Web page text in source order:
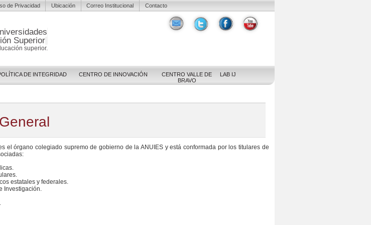
Superior
superior.
DE INTEGRIDAD CENTRO DE INNOVACIÓN
CENTRO VALLE DE
BRAVO
LAB IJ
de Privacidad Ubicación Correo Institucional Contacto
el órgano colegiado supremo de gobierno de la ANUIESy está conformada por los titulares de
estatales y federales.
Investigación.